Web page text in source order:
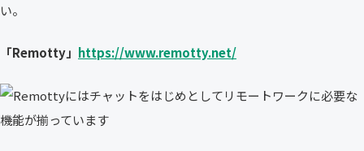
い。
「Remotty」 https://www.remotty.net/